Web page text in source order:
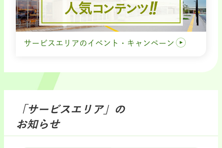
サービスエリアのイベント・キャンペーン
「サービスエリア」の
お知らせ